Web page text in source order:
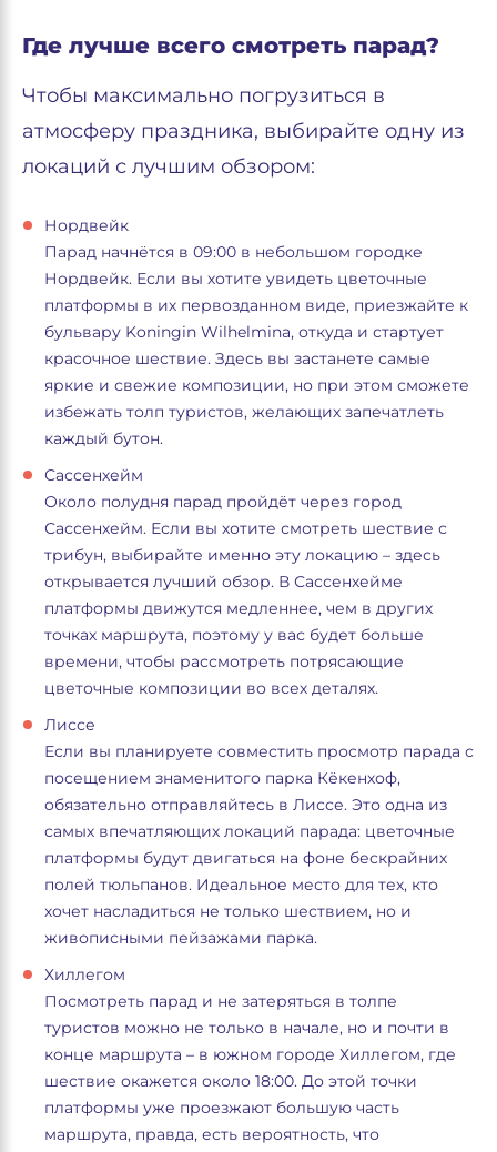
Где лучше всего смотреть парад?
Чтобы максимально погрузиться в
атмосферу праздника, выбирайте одну из
локаций с лучшим обзором:
Нордвейк
Парад начнётся в 09:00 в небольшом городке
Нордвейк. Если вы хотите увидеть цветочные
платформы в их первозданном виде, приезжайте к
бульвару Koningin Wilhelmina, откуда и стартует
красочное шествие. Здесь вы застанете самые
яркие и свежие композиции, но при этом сможете
избежать толп туристов, желающих запечатлеть
каждый бутон.
Сассенхейм
Около полудня парад пройдёт через город
Сассенхейм. Если вы хотите смотреть шествие с
трибун, выбирайте именно эту локацию – здесь
открывается лучший обзор. В Сассенхейме
платформы движутся медленнее, чем в других
точках маршрута, поэтому у вас будет больше
времени, чтобы рассмотреть потрясающие
цветочные композиции во всех деталях.
Лиссе
Если вы планируете совместить просмотр парада с
посещением знаменитого парка Кёкенхоф,
обязательно отправляйтесь в Лиссе. Это одна из
самых впечатляющих локаций парада: цветочные
платформы будут двигаться на фоне бескрайних
полей тюльпанов. Идеальное место для тех, кто
хочет насладиться не только шествием, но и
живописными пейзажами парка.
Хиллегом
Посмотреть парад и не затеряться в толпе
туристов можно не только в начале, но и почти в
конце маршрута – в южном городе Хиллегом, где
шествие окажется около 18:00. До этой точки
платформы уже проезжают большую часть
маршрута, правда, есть вероятность, что